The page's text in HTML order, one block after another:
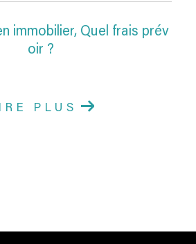
immobilier, Quel frais prév
oir ?
PLUS